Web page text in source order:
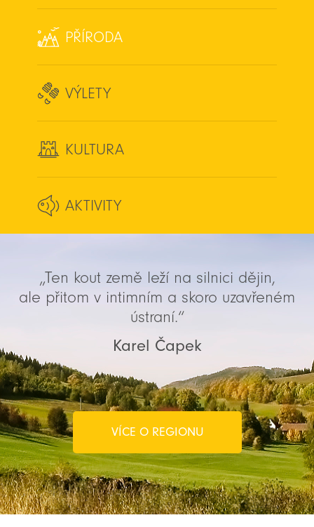
PŘÍRODA
VÝLETY
KULTURA
AKTIVITY
„Ten kout země leží na silnici dějin,
ale přitom v intimním a skoro uzavřeném
ústraní.“
Karel Čapek
VÍCE O REGIONU